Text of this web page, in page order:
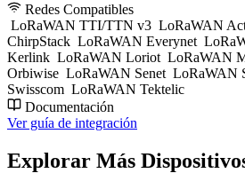
Redes Compatibles
LoRaWAN TTI/TTN v3 LoRaWAN
ChirpStack LoRaWAN Everynet
Kerlink LoRaWAN Loriot LoRaWAN
Orbiwise LoRaWAN Senet LoRaWAN
Swisscom LoRaWAN Tektelic
Documentación
Ver guía de integración
Explorar Más